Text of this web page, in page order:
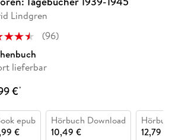
Lindgren
(96)
lieferbar
€*
epub
€
Hörbuch Download
10,49 €
12,79 €